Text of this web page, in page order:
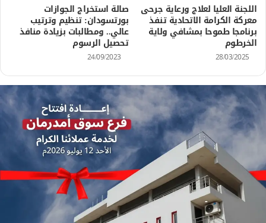
اللجنة العليا لعلاج ورعاية جرحى
معركة الكرامة الاتحادية تنفذ
برنامجا طموحا بمشافي ولاية
الخرطوم
28/03/2025
صالة استخراج الجوازات
بورتسودان: تنظيم وترتيب
عالي.. ومطالبات بزيادة منافذ
تحصيل الرسوم
24/09/2023